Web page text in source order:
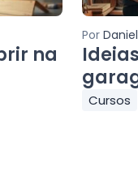
na
Por Daniel
Cursos